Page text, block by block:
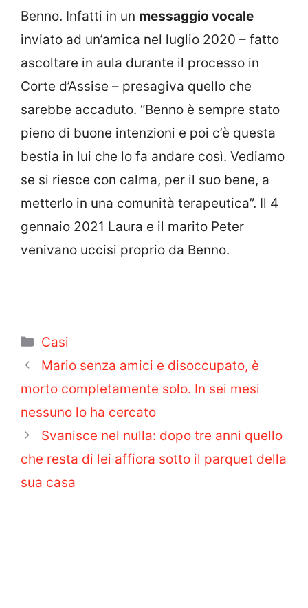
Benno. Infatti in un messaggio vocale
inviato ad un’amica nel luglio 2020 – fatto
ascoltare in aula durante il processo in
Corte d’Assise – presagiva quello che
sarebbe accaduto. “Benno è sempre stato
pieno di buone intenzioni e poi c’è questa
bestia in lui che lo fa andare così. Vediamo
se si riesce con calma, per il suo bene, a
metterlo in una comunità terapeutica”. Il 4
gennaio 2021 Laura e il marito Peter
venivano uccisi proprio da Benno.
Categorie
Casi
Mario senza amici e disoccupato, è
morto completamente solo. In sei mesi
nessuno lo ha cercato
Svanisce nel nulla: dopo tre anni quello
che resta di lei affiora sotto il parquet della
sua casa